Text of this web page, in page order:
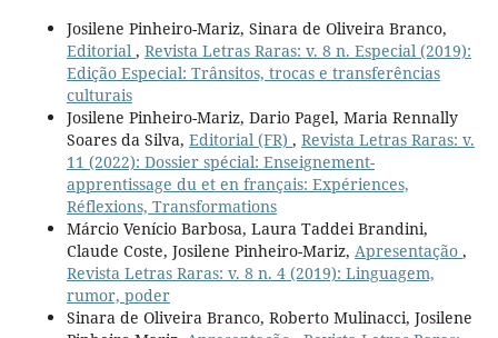
Josilene Pinheiro-Mariz, Sinara de Oliveira Branco,
Editorial , Revista Letras Raras: v. 8 n. Especial (2019):
Edição Especial: Trânsitos, trocas e transferências
culturais
Josilene Pinheiro-Mariz, Dario Pagel, Maria Rennally
Soares da Silva, Editorial (FR) , Revista Letras Raras: v.
11 (2022): Dossier spécial: Enseignement-
apprentissage du et en français: Expériences,
Réflexions, Transformations
Márcio Venício Barbosa, Laura Taddei Brandini,
Claude Coste, Josilene Pinheiro-Mariz, Apresentação ,
Revista Letras Raras: v. 8 n. 4 (2019): Linguagem,
rumor, poder
Sinara de Oliveira Branco, Roberto Mulinacci, Josilene